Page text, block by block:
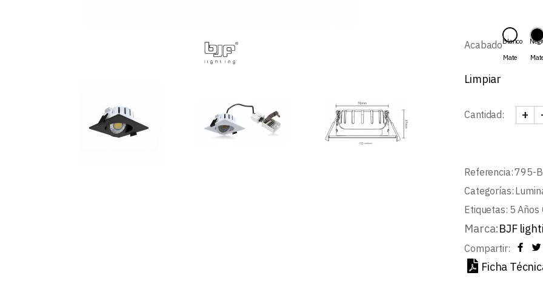
AcabadoBlanco
Mate
Limpiar
Cantidad: +
Referencia:795-
Categorías:
Etiquetas: 5 Años
Marca:BJF
Compartir:
Ficha